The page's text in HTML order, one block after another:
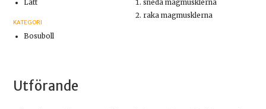
Lätt
KATEGORI
Bosuboll
sneda magmusklerna
raka magmusklerna
Utförande